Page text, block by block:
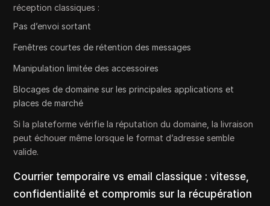
réception classiques :
Pas d’envoi sortant
Fenêtres courtes de rétention des messages
Manipulation limitée des accessoires
Blocages de domaine sur les principales applications et
places de marché
Si la plateforme vérifie la réputation du domaine, la livraison
peut échouer même lorsque le format d’adresse semble
valide.
Courrier temporaire vs email classique : vitesse,
confidentialité et compromis sur la récupération